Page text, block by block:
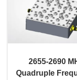
2655-2690
Quadruple